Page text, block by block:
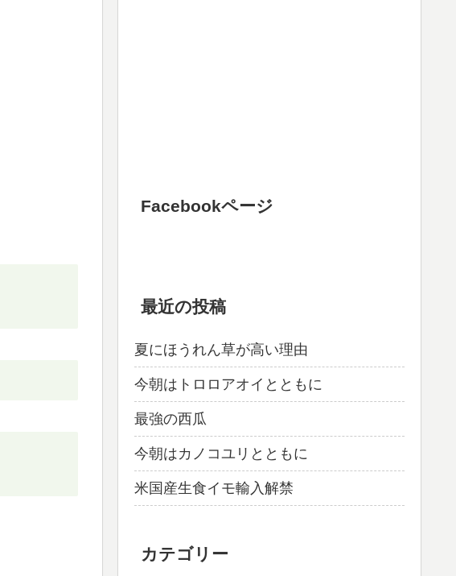
Facebookページ
最近の投稿
夏にほうれん草が高い理由
今朝はトロロアオイとともに
最強の西瓜
今朝はカノコユリとともに
米国産生食イモ輸入解禁
カテゴリー